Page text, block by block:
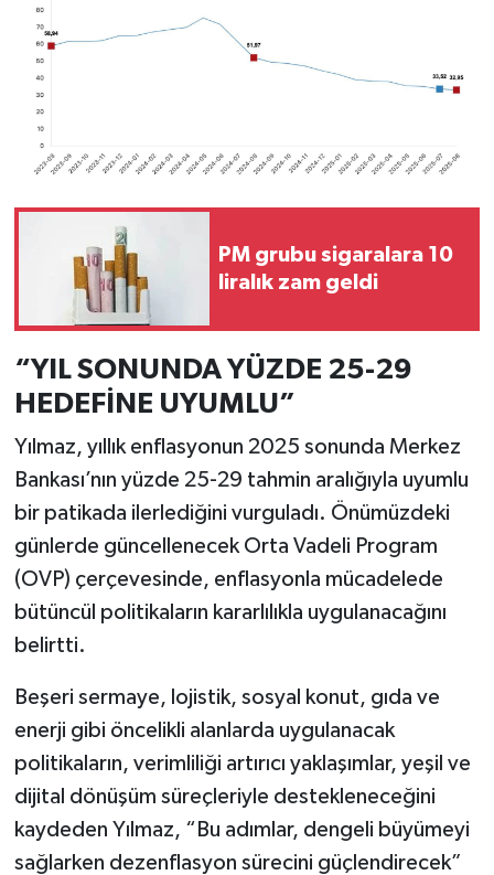
PM grubu sigaralara 10
liralık zam geldi
“YIL SONUNDA YÜZDE 25-29
HEDEFİNE UYUMLU”
Yılmaz, yıllık enflasyonun 2025 sonunda Merkez
Bankası’nın yüzde 25-29 tahmin aralığıyla uyumlu
bir patikada ilerlediğini vurguladı. Önümüzdeki
günlerde güncellenecek Orta Vadeli Program
(OVP) çerçevesinde, enflasyonla mücadelede
bütüncül politikaların kararlılıkla uygulanacağını
belirtti.
Beşeri sermaye, lojistik, sosyal konut, gıda ve
enerji gibi öncelikli alanlarda uygulanacak
politikaların, verimliliği artırıcı yaklaşımlar, yeşil ve
dijital dönüşüm süreçleriyle destekleneceğini
kaydeden Yılmaz, “Bu adımlar, dengeli büyümeyi
sağlarken dezenflasyon sürecini güçlendirecek”